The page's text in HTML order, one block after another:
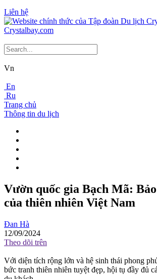
Liên hệ
Vn
En
Ru
Trang chủ
Thông tin du lịch
Vườn quốc gia Bạch Mã:
của thiên nhiên Việt Nam
Đan Hà
12/09/2024
Theo dõi trên
Với diện tích rộng lớn và hệ sinh thái phong
bức tranh thiên nhiên tuyệt đẹp, hội tụ đầy đủ